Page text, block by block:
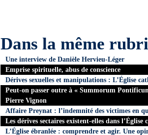
Dans la même
Une interview de Danièle Hervieu-Léger
Emprise spirituelle, abus de conscience
Dérives sexuelles et manipulations : L’Église
Peut-on passer outre à « Summorum
Pierre Vignon
Affaire Preynat : l’indemnité des victimes en
Les dérives sectaires existent-elles dans
L’Église ébranlée : comprendre et agir. Une